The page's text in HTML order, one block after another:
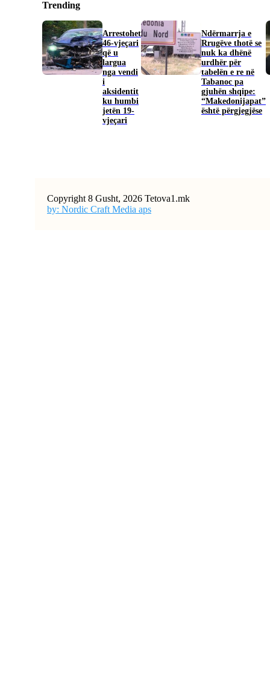
Trending
Arrestohet
46-vjeçari
që u
largua
nga vendi
i
aksidentit
ku humbi
jetën 19-
vjeçari
Ndërmarrja e
Rrugëve thotë se
nuk ka dhënë
urdhër për
tabelën e re në
Tabanoc pa
gjuhën shqipe:
“Makedonijapat”
është përgjegjëse
Copyright 8 Gusht, 2026 Tetova1.mk
by: Nordic Craft Media aps